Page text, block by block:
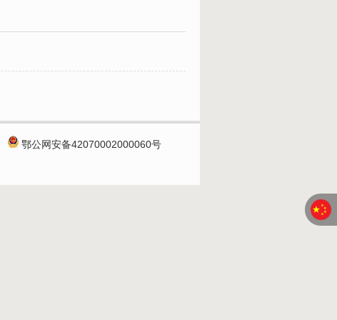
鄂公网安备42070002000060号